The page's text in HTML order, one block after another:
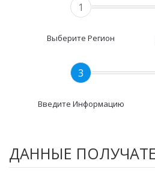
1
Выберите Регион
3
Введите Информацию
ДАННЫЕ